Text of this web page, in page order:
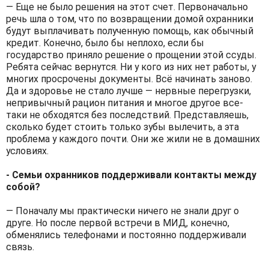
— Еще не было решения на этот счет. Первоначально
речь шла о том, что по возвращении домой охранники
будут выплачивать полученную помощь, как обычный
кредит. Конечно, было бы неплохо, если бы
государство приняло решение о прощении этой ссуды.
Ребята сейчас вернутся. Ни у кого из них нет работы, у
многих просрочены документы. Всё начинать заново.
Да и здоровье не стало лучше — нервные перегрузки,
непривычный рацион питания и многое другое все-
таки не обходятся без последствий. Представляешь,
сколько будет стоить только зубы вылечить, а эта
проблема у каждого почти. Они же жили не в домашних
условиях.
- Семьи охранников поддерживали контакты между
собой?
— Поначалу мы практически ничего не знали друг о
друге. Но после первой встречи в МИД, конечно,
обменялись телефонами и постоянно поддерживали
связь.